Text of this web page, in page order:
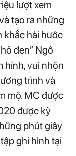
lượt xem
tạo ra những
khắc hài hước
đen” Ngô
hỉnh, vui nhộn
trình và
mộ. MC được
được kỳ
phút giây
ghi hình tại